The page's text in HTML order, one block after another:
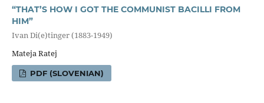
“THAT’S HOW I GOT THE COMMUNIST BACILLI FROM
HIM”
Ivan Di(e)tinger (1883-1949)
Mateja Ratej
PDF (SLOVENIAN)